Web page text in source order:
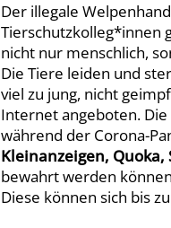
Der illegale
Tierschutzkolleg*innen
nicht nur menschlich,
Die Tiere leiden und
viel zu jung, nicht
Internet angeboten.
während der Corona-
Kleinanzeigen, Quoka,
bewahrt werden
Diese können sich bis